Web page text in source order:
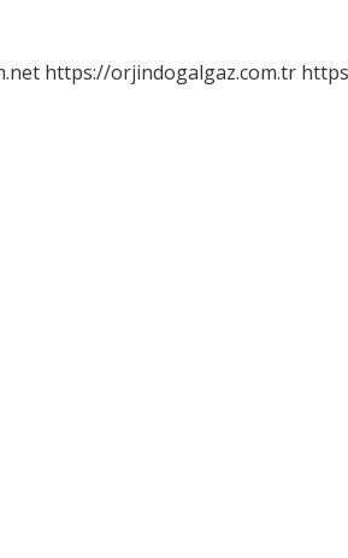
https://orjindogalgaz.com.tr